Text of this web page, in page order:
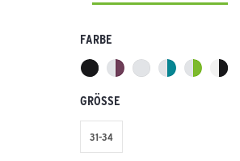
FARBE
GRÖSSE
31-34